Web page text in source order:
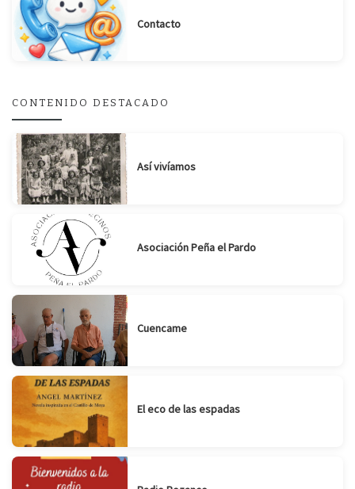
Contacto
CONTENIDO DESTACADO
Así vivíamos
Asociación Peña el Pardo
Cuencame
El eco de las espadas